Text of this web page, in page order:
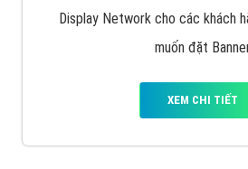
Display Network cho các khách
muốn đặt
XEM CHI TIẾT